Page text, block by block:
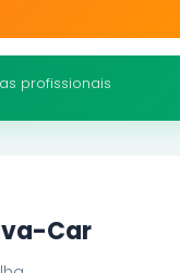
profissionais
Car